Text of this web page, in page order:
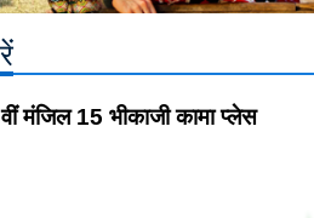
मंजिल 15 भीकाजी कामा प्लेस